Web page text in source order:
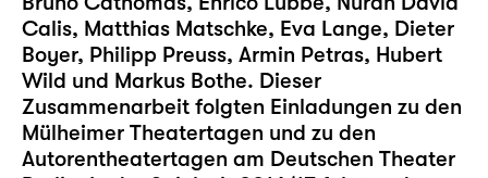
Calis, Matthias Matschke, Eva Lange, Dieter
Boyer, Philipp Preuss, Armin Petras, Hubert
Wild und Markus Bothe. Dieser
Zusammenarbeit folgten Einladungen zu den
Mülheimer Theatertagen und zu den
Autorentheatertagen am Deutschen Theater